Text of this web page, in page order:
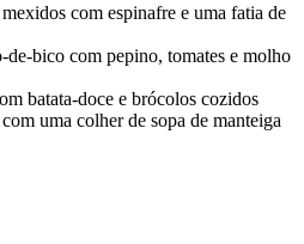
com espinafre e uma fatia de
de-bico com pepino, tomates e molho
batata-doce e brócolos cozidos
uma colher de sopa de manteiga